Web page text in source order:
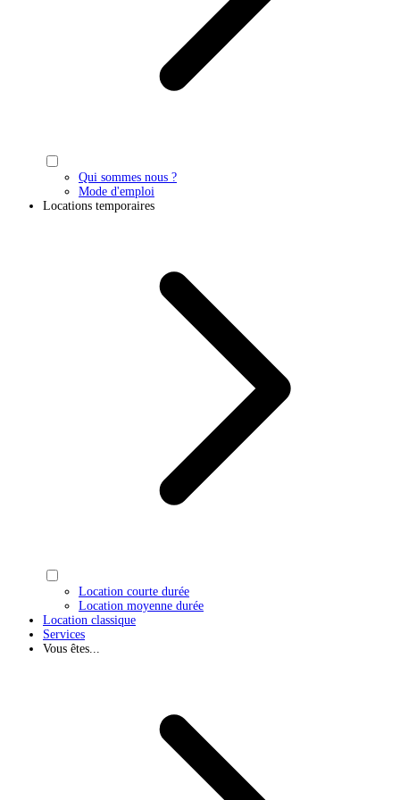
Qui sommes nous ?
Mode d'emploi
Locations temporaires
Location courte durée
Location moyenne durée
Location classique
Services
Vous êtes...